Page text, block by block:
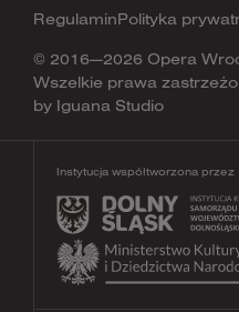
© 2016—2026 Opera
Wszelkie prawa
by Iguana Studio
RegulaminPolityka
Instytucja współtworzona przez